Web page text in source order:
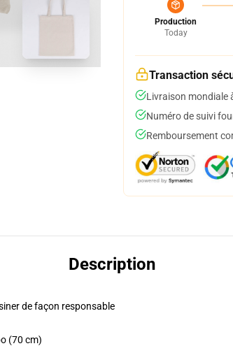
Production
Today
Transaction
Livraison mondiale
Numéro de suivi
Remboursement
Description
de façon responsable
(70 cm)